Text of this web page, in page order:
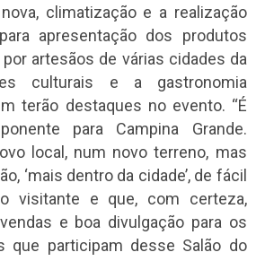
climatização e a realização
apresentação dos produtos
artesãos de várias cidades da
culturais e a gastronomia
terão destaques no evento. “É
para Campina Grande.
local, num novo terreno, mas
‘mais dentro da cidade’, de fácil
visitante e que, com certeza,
e boa divulgação para os
que participam desse Salão do